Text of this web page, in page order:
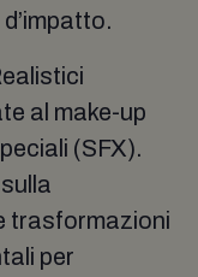
al make-up
(SFX).
trasformazioni
per